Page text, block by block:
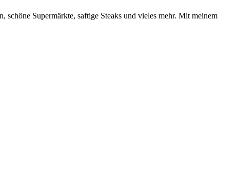
Supermärkte, saftige Steaks und vieles mehr. Mit meinem